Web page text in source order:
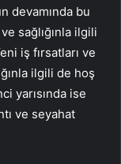
devamında bu
sağlığınla ilgili
iş fırsatları ve
ilgili de hoş
yarısında ise
ve seyahat